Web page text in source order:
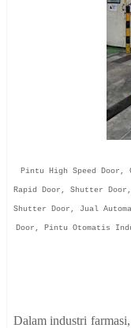
Pintu High Speed Door,
Rapid Door, Shutter
Shutter Door, Jual
Door, Pintu Otomatis
Dalam industri